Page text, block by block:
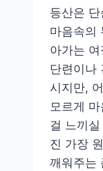
등산은 단
마음속의
아가는
단련이나
시지만,
모르게
걸 느끼
진 가장
깨워주는